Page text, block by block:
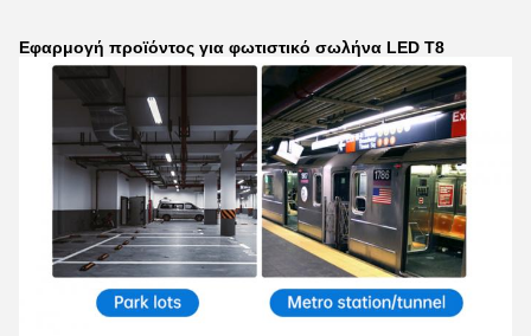
Εφαρμογή προϊόντος για φωτιστικό σωλήνα LED T8